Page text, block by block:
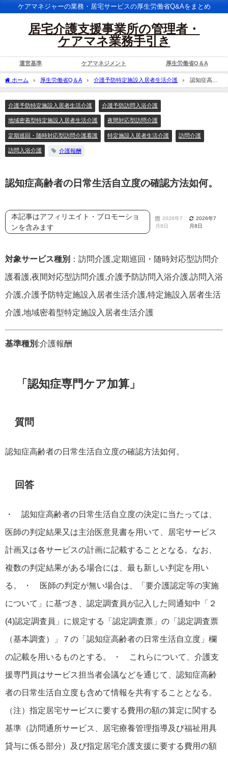
ケアマネジャーの業務・居宅サービスの厚生労働省Q&Aをまとめ
居宅介護支援事業所の管理者・
ケアマネ業務手引き
運営基準 ケアマネジメント 厚生労働省Q＆A
ホーム 厚生労働省Q＆A 介護予防特定施設入居者生活介護
認知症高齢
者の日常生活自立度の確認方法如何。
介護予防特定施設入居者生活介護 介護予防訪問入浴介護
地域密着型特定施設入居者生活介護 夜間対応型訪問介護
定期巡回・随時対応型訪問介護看護 特定施設入居者生活介護 訪問介護
訪問入浴介護 介護報酬
認知症高齢者の日常生活自立度の確認方法如何。
本記事はアフィリエイト・プロモーショ
ンを含みます
2026年7
月8日
2026年7
月8日
対象サービス種別 ：訪問介護,定期巡回・随時対応型訪問介
護看護,夜間対応型訪問介護,介護予防訪問入浴介護,訪問入浴
介護,介護予防特定施設入居者生活介護,特定施設入居者生活
介護,地域密着型特定施設入居者生活介護
基準種別 :介護報酬
「認知症専門ケア加算」
質問
認知症高齢者の日常生活自立度の確認方法如何。
回答
・ 認知症高齢者の日常生活自立度の決定に当たっては、
医師の判定結果又は主治医意見書を用いて、居宅サービス
計画又は各サービスの計画に記載することとなる。なお、
複数の判定結果がある場合には、最も新しい判定を用い
る。 ・ 医師の判定が無い場合は、「要介護認定等の実施
について」に基づき、認定調査員が記入した同通知中「２
(4)認定調査員」に規定する「認定調査票」の「認定調査票
（基本調査）」７の「認知症高齢者の日常生活自立度」欄
の記載を用いるものとする。 ・ これらについて、介護支
援専門員はサービス担当者会議などを通じて、認知症高齢
者の日常生活自立度も含めて情報を共有することとなる。
（注）指定居宅サービスに要する費用の額の算定に関する
基準（訪問通所サービス、居宅療養管理指導及び福祉用具
貸与に係る部分）及び指定居宅介護支援に要する費用の額